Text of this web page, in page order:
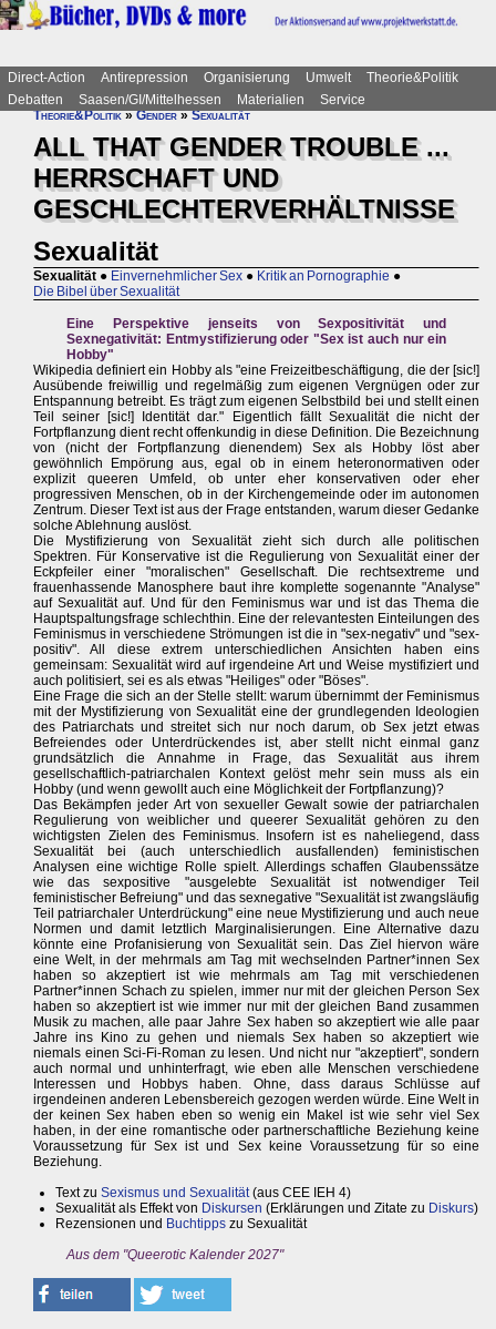
Direct-Action Antirepression Organisierung Umwelt
Theorie&Politik
Debatten
Saasen/GI/Mittelhessen Materialien
Service
Theorie&Politik»Gender»Sexualität
ALL THAT GENDER TROUBLE ...
HERRSCHAFT UND
GESCHLECHTERVERHÄLTNISSE
Sexualität
Sexualität ● Einvernehmlicher Sex ● Kritik an Pornographie ●
Die Bibel über Sexualität
Eine Perspektive jenseits von Sexpositivität und
Sexnegativität: Entmystifizierung oder "Sex ist auch nur ein
Hobby"
Wikipedia definiert ein Hobby als "eine Freizeitbeschäftigung, die der [sic!]
Ausübende freiwillig und regelmäßig zum eigenen Vergnügen oder zur
Entspannung betreibt. Es trägt zum eigenen Selbstbild bei und stellt einen
Teil seiner [sic!] Identität dar." Eigentlich fällt Sexualität die nicht der
Fortpflanzung dient recht offenkundig in diese Definition. Die Bezeichnung
von (nicht der Fortpflanzung dienendem) Sex als Hobby löst aber
gewöhnlich Empörung aus, egal ob in einem heteronormativen oder
explizit queeren Umfeld, ob unter eher konservativen oder eher
progressiven Menschen, ob in der Kirchengemeinde oder im autonomen
Zentrum. Dieser Text ist aus der Frage entstanden, warum dieser Gedanke
solche Ablehnung auslöst.
Die Mystifizierung von Sexualität zieht sich durch alle politischen
Spektren. Für Konservative ist die Regulierung von Sexualität einer der
Eckpfeiler einer "moralischen" Gesellschaft. Die rechtsextreme und
frauenhassende Manosphere baut ihre komplette sogenannte "Analyse"
auf Sexualität auf. Und für den Feminismus war und ist das Thema die
Hauptspaltungsfrage schlechthin. Eine der relevantesten Einteilungen des
Feminismus in verschiedene Strömungen ist die in "sex-negativ" und "sex-
positiv". All diese extrem unterschiedlichen Ansichten haben eins
gemeinsam: Sexualität wird auf irgendeine Art und Weise mystifiziert und
auch politisiert, sei es als etwas "Heiliges" oder "Böses".
Eine Frage die sich an der Stelle stellt: warum übernimmt der Feminismus
mit der Mystifizierung von Sexualität eine der grundlegenden Ideologien
des Patriarchats und streitet sich nur noch darum, ob Sex jetzt etwas
Befreiendes oder Unterdrückendes ist, aber stellt nicht einmal ganz
grundsätzlich die Annahme in Frage, das Sexualität aus ihrem
gesellschaftlich-patriarchalen Kontext gelöst mehr sein muss als ein
Hobby (und wenn gewollt auch eine Möglichkeit der Fortpflanzung)?
Das Bekämpfen jeder Art von sexueller Gewalt sowie der patriarchalen
Regulierung von weiblicher und queerer Sexualität gehören zu den
wichtigsten Zielen des Feminismus. Insofern ist es naheliegend, dass
Sexualität bei (auch unterschiedlich ausfallenden) feministischen
Analysen eine wichtige Rolle spielt. Allerdings schaffen Glaubenssätze
wie das sexpositive "ausgelebte Sexualität ist notwendiger Teil
feministischer Befreiung" und das sexnegative "Sexualität ist zwangsläufig
Teil patriarchaler Unterdrückung" eine neue Mystifizierung und auch neue
Normen und damit letztlich Marginalisierungen. Eine Alternative dazu
könnte eine Profanisierung von Sexualität sein. Das Ziel hiervon wäre
eine Welt, in der mehrmals am Tag mit wechselnden Partner*innen Sex
haben so akzeptiert ist wie mehrmals am Tag mit verschiedenen
Partner*innen Schach zu spielen, immer nur mit der gleichen Person Sex
haben so akzeptiert ist wie immer nur mit der gleichen Band zusammen
Musik zu machen, alle paar Jahre Sex haben so akzeptiert wie alle paar
Jahre ins Kino zu gehen und niemals Sex haben so akzeptiert wie
niemals einen Sci-Fi-Roman zu lesen. Und nicht nur "akzeptiert", sondern
auch normal und unhinterfragt, wie eben alle Menschen verschiedene
Interessen und Hobbys haben. Ohne, dass daraus Schlüsse auf
irgendeinen anderen Lebensbereich gezogen werden würde. Eine Welt in
der keinen Sex haben eben so wenig ein Makel ist wie sehr viel Sex
haben, in der eine romantische oder partnerschaftliche Beziehung keine
Voraussetzung für Sex ist und Sex keine Voraussetzung für so eine
Beziehung.
Text zu Sexismus und Sexualität(aus CEE IEH 4)
Sexualität als Effekt von Diskursen (Erklärungen und Zitate zu Diskurs)
Rezensionen und Buchtipps zu Sexualität
Aus dem "Queerotic Kalender 2027"